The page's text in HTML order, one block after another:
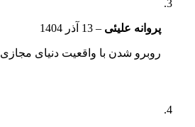
پروانه علیئی – 13 آذر 1404
روبرو شدن با واقعیت دنیای مجازی